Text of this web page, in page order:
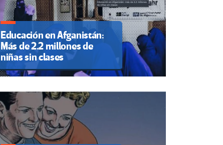
Educación en Afganistán:
Más de 2.2 millones de
niñas sin clases